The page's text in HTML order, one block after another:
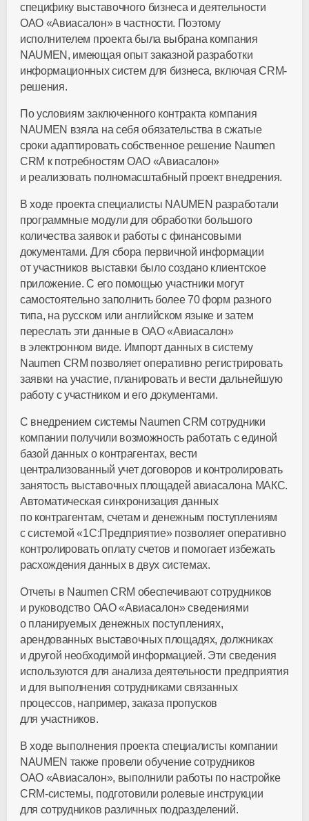
специфику выставочного бизнеса и деятельности
ОАО «Авиасалон» в частности. Поэтому
исполнителем проекта была выбрана компания
NAUMEN, имеющая опыт заказной разработки
информационных систем для бизнеса, включая CRM-
решения.
По условиям заключенного контракта компания
NAUMEN взяла на себя обязательства в сжатые
сроки адаптировать собственное решение Naumen
CRM к потребностям ОАО «Авиасалон»
и реализовать полномасштабный проект внедрения.
В ходе проекта специалисты NAUMEN разработали
программные модули для обработки большого
количества заявок и работы с финансовыми
документами. Для сбора первичной информации
от участников выставки было создано клиентское
приложение. С его помощью участники могут
самостоятельно заполнить более 70 форм разного
типа, на русском или английском языке и затем
переслать эти данные в ОАО «Авиасалон»
в электронном виде. Импорт данных в систему
Naumen CRM позволяет оперативно регистрировать
заявки на участие, планировать и вести дальнейшую
работу с участником и его документами.
С внедрением системы Naumen CRM сотрудники
компании получили возможность работать с единой
базой данных о контрагентах, вести
централизованный учет договоров и контролировать
занятость выставочных площадей авиасалона МАКС.
Автоматическая синхронизация данных
по контрагентам, счетам и денежным поступлениям
с системой «1С:Предприятие» позволяет оперативно
контролировать оплату счетов и помогает избежать
расхождения данных в двух системах.
Отчеты в Naumen CRM обеспечивают сотрудников
и руководство ОАО «Авиасалон» сведениями
о планируемых денежных поступлениях,
арендованных выставочных площадях, должниках
и другой необходимой информацией. Эти сведения
используются для анализа деятельности предприятия
и для выполнения сотрудниками связанных
процессов, например, заказа пропусков
для участников.
В ходе выполнения проекта специалисты компании
NAUMEN также провели обучение сотрудников
ОАО «Авиасалон», выполнили работы по настройке
CRM-системы, подготовили ролевые инструкции
для сотрудников различных подразделений.